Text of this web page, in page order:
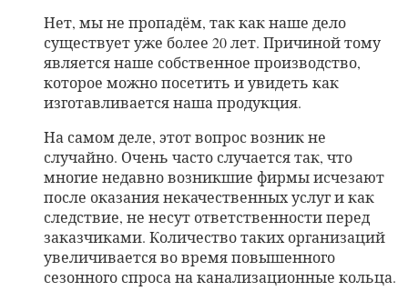
Нет, мы не пропадём, так как наше дело
существует уже более 20 лет. Причиной тому
является наше собственное производство,
которое можно посетить и увидеть как
изготавливается наша продукция.
На самом деле, этот вопрос возник не
случайно. Очень часто случается так, что
многие недавно возникшие фирмы исчезают
после оказания некачественных услуг и как
следствие, не несут ответственности перед
заказчиками. Количество таких организаций
увеличивается во время повышенного
сезонного спроса на канализационные кольца.